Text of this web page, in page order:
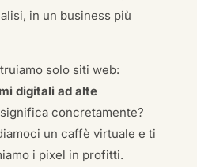
in un business più
solo siti web:
digitali ad alte
concretamente?
un caffè virtuale e ti
i pixel in profitti.